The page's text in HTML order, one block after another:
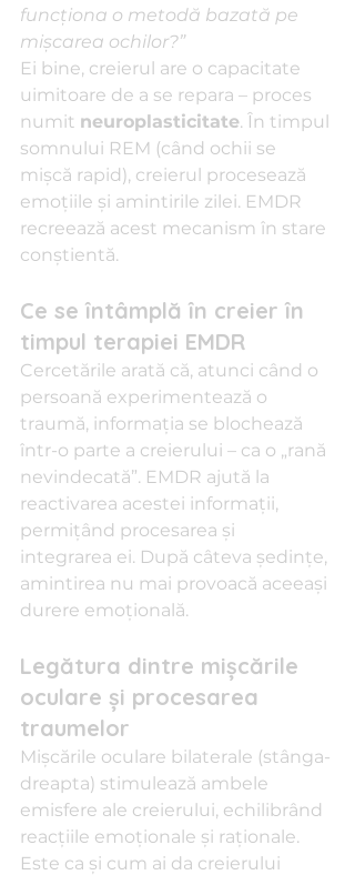
funcționa o metodă bazată pe
mișcarea ochilor?”
Ei bine, creierul are o capacitate
uimitoare de a se repara – proces
numit neuroplasticitate. În timpul
somnului REM (când ochii se
mișcă rapid), creierul procesează
emoțiile și amintirile zilei. EMDR
recreează acest mecanism în stare
conștientă.
Ce se întâmplă în creier în
timpul terapiei EMDR
Cercetările arată că, atunci când o
persoană experimentează o
traumă, informația se blochează
într-o parte a creierului – ca o „rană
nevindecată”. EMDR ajută la
reactivarea acestei informații,
permițând procesarea și
integrarea ei. După câteva ședințe,
amintirea nu mai provoacă aceeași
durere emoțională.
Legătura dintre mișcările
oculare și procesarea
traumelor
Mișcările oculare bilaterale (stânga-
dreapta) stimulează ambele
emisfere ale creierului, echilibrând
reacțiile emoționale și raționale.
Este ca și cum ai da creierului